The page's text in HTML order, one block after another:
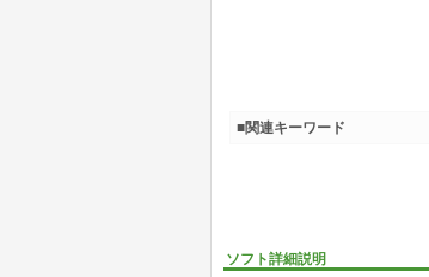
ソフト詳細説明
■関連キーワード